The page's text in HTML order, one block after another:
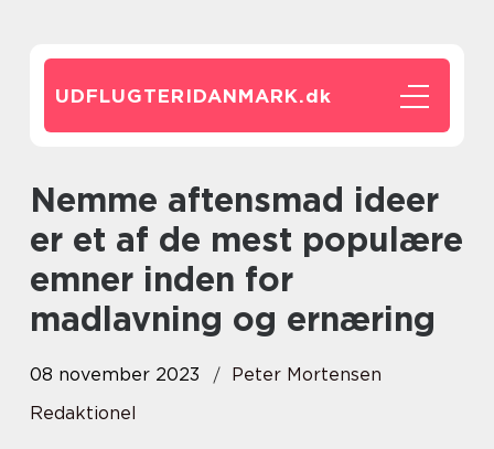
UDFLUGTERIDANMARK.dk
Nemme aftensmad ideer
er et af de mest populære
emner inden for
madlavning og ernæring
08 november 2023
Peter Mortensen
Redaktionel